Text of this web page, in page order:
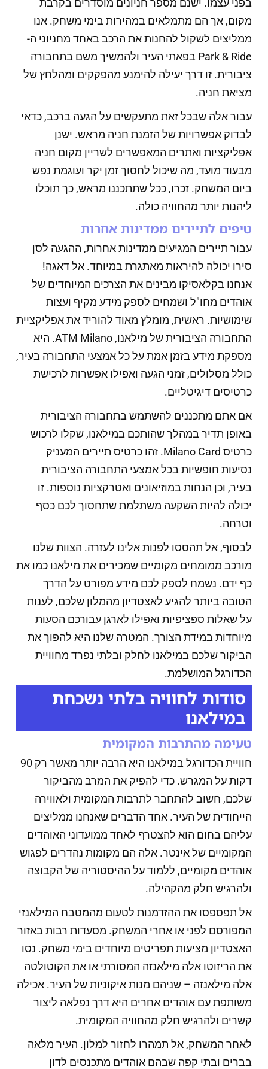
בפני עצמו. ישנם מספר חניונים מוסדרים בקרבת
מקום, אך הם מתמלאים במהירות בימי משחק. אנו
ממליצים לשקול להחנות את הרכב באחד מחניוני ה-
Park & Ride בפאתי העיר ולהמשיך משם בתחבורה
ציבורית. זו דרך יעילה להימנע מהפקקים ומהלחץ של
מציאת חניה.
עבור אלה שבכל זאת מתעקשים על הגעה ברכב, כדאי
לבדוק אפשרויות של הזמנת חניה מראש. ישנן
אפליקציות ואתרים המאפשרים לשריין מקום חניה
מבעוד מועד, מה שיכול לחסוך זמן יקר ועוגמת נפש
ביום המשחק. זכרו, ככל שתתכננו מראש, כך תוכלו
ליהנות יותר מהחוויה כולה.
טיפים לתיירים ממדינות אחרות
עבור תיירים המגיעים ממדינות אחרות, ההגעה לסן
סירו יכולה להיראות מאתגרת במיוחד. אל דאגה!
אנחנו בקלאסיקו מבינים את הצרכים המיוחדים של
אוהדים מחו"ל ושמחים לספק מידע מקיף ועצות
שימושיות. ראשית, מומלץ מאוד להוריד את אפליקציית
התחבורה הציבורית של מילאנו, ATM Milano. היא
מספקת מידע בזמן אמת על כל אמצעי התחבורה בעיר,
כולל מסלולים, זמני הגעה ואפילו אפשרות לרכישת
כרטיסים דיגיטליים.
אם אתם מתכננים להשתמש בתחבורה הציבורית
באופן תדיר במהלך שהותכם במילאנו, שקלו לרכוש
כרטיס Milano Card. זהו כרטיס תיירים המעניק
נסיעות חופשיות בכל אמצעי התחבורה הציבורית
בעיר, וכן הנחות במוזיאונים ואטרקציות נוספות. זו
יכולה להיות השקעה משתלמת שתחסוך לכם כסף
וטרחה.
לבסוף, אל תהססו לפנות אלינו לעזרה. הצוות שלנו
מורכב ממומחים מקומיים שמכירים את מילאנו כמו את
כף ידם. נשמח לספק לכם מידע מפורט על הדרך
הטובה ביותר להגיע לאצטדיון מהמלון שלכם, לענות
על שאלות ספציפיות ואפילו לארגן עבורכם הסעות
מיוחדות במידת הצורך. המטרה שלנו היא להפוך את
הביקור שלכם במילאנו לחלק ובלתי נפרד מחוויית
הכדורגל המושלמת.
סודות לחוויה בלתי נשכחת
במילאנו
טעימה מהתרבות המקומית
חוויית הכדורגל במילאנו היא הרבה יותר מאשר רק 90
דקות על המגרש. כדי להפיק את המרב מהביקור
שלכם, חשוב להתחבר לתרבות המקומית ולאווירה
הייחודית של העיר. אחד הדברים שאנחנו ממליצים
עליהם בחום הוא להצטרף לאחד ממועדוני האוהדים
המקומיים של אינטר. אלה הם מקומות נהדרים לפגוש
אוהדים מקומיים, ללמוד על ההיסטוריה של הקבוצה
ולהרגיש חלק מהקהילה.
אל תפספסו את ההזדמנות לטעום מהמטבח המילאנזי
המפורסם לפני או אחרי המשחק. מסעדות רבות באזור
האצטדיון מציעות תפריטים מיוחדים בימי משחק. נסו
את הריזוטו אלה מילאנזה המסורתי או את הקוטולטה
אלה מילאנזה – שניהם מנות איקוניות של העיר. אכילה
משותפת עם אוהדים אחרים היא דרך נפלאה ליצור
קשרים ולהרגיש חלק מהחוויה המקומית.
לאחר המשחק, אל תמהרו לחזור למלון. העיר מלאה
בברים ובתי קפה שבהם אוהדים מתכנסים לדון